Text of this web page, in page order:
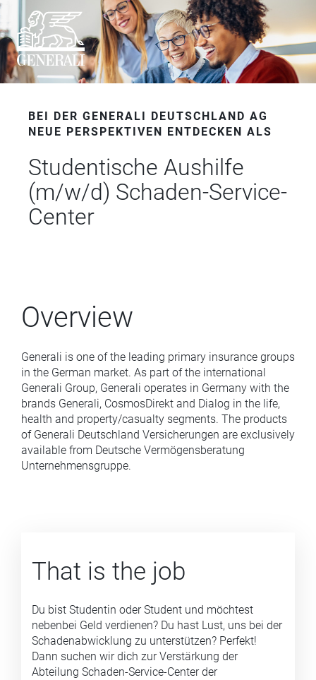
BEI DER GENERALI DEUTSCHLAND AG
NEUE PERSPEKTIVEN ENTDECKEN ALS
Studentische Aushilfe
(m/w/d) Schaden-Service-
Center
Overview
Generali is one of the leading primary insurance groups
in the German market. As part of the international
Generali Group, Generali operates in Germany with the
brands Generali, CosmosDirekt and Dialog in the life,
health and property/casualty segments. The products
of Generali Deutschland Versicherungen are exclusively
available from Deutsche Vermögensberatung
Unternehmensgruppe.
That is the job
Du bist Studentin oder Student und möchtest
nebenbei Geld verdienen? Du hast Lust, uns bei der
Schadenabwicklung zu unterstützen? Perfekt!
Dann suchen wir dich zur Verstärkung der
Abteilung Schaden-Service-Center der